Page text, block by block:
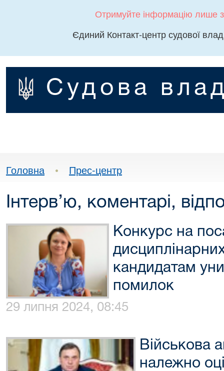
Отримуйте інформацію лише
Єдиний Контакт-центр судової
Судова
Головна • Прес-центр
Інтерв’ю, коментарі,
Конкурс на
кандидатам
помилок
29 липня 2024, 08:45
Військова
належно